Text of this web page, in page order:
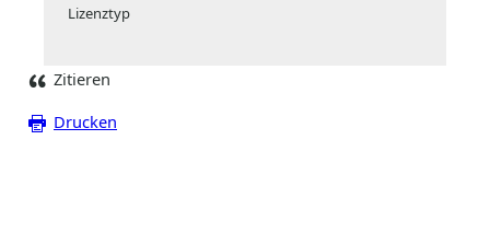
Lizenztyp
Zitieren
Drucken